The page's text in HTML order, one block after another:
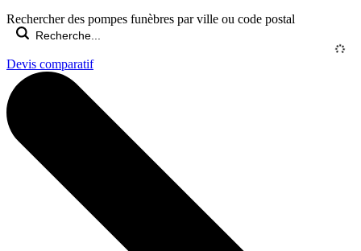
Rechercher des pompes funèbres par ville ou code postal
Devis comparatif